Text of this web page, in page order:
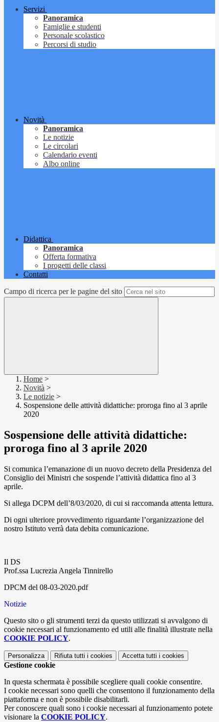
Servizi
Panoramica
Famiglie e studenti
Personale scolastico
Percorsi di studio
Novità
Panoramica
Le notizie
Le circolari
Calendario eventi
Albo online
Didattica
Panoramica
Offerta formativa
I progetti delle classi
Contatti
Campo di ricerca per le pagine del sito
Home >
Novità >
Le notizie >
Sospensione delle attività didattiche: proroga fino al 3 aprile
2020
Sospensione delle attività didattiche:
proroga fino al 3 aprile 2020
Si comunica l’emanazione di un nuovo decreto della Presidenza del
Consiglio dei Ministri che sospende l’attività didattica fino al 3
aprile.
Si allega DCPM dell’8/03/2020, di cui si raccomanda attenta lettura.
Di ogni ulteriore provvedimento riguardante l’organizzazione del
nostro Istituto verrà data debita comunicazione.
Il DS
Prof.ssa Lucrezia Angela Tinnirello
DPCM del 08-03-2020.pdf
Notizie
Questo sito o gli strumenti terzi da questo utilizzati si avvalgono di
cookie necessari al funzionamento ed utili alle finalità illustrate nella
COOKIE POLICY.
Personalizza Rifiuta tutti i cookies Accetta tutti i cookies
Gestione cookie
In questa schermata è possibile scegliere quali cookie consentire.
I cookie necessari sono quelli che consentono il funzionamento della
piattaforma e non è possibile disabilitarli.
Per conoscere quali sono i cookie necessari al funzionamento potete
visionare la COOKIE POLICY.